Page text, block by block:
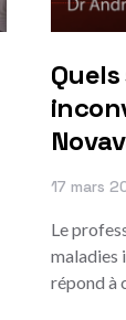
17 mars
Le
maladies
répond à